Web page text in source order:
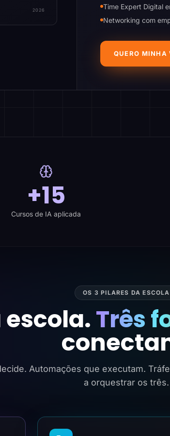
2026
Time Expert Digital
Networking com
QUERO MINHA
+15
Cursos de IA aplicada
OS 3 PILARES DA ESCOLA
escola.Três
Automações que executam.
a orquestrar os três.